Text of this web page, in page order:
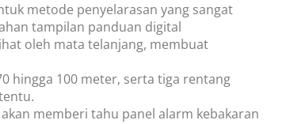
metode penyelarasan yang sangat
tampilan panduan digital
oleh mata telanjang, membuat
hingga 100 meter, serta tiga rentang
memberi tahu panel alarm kebakaran